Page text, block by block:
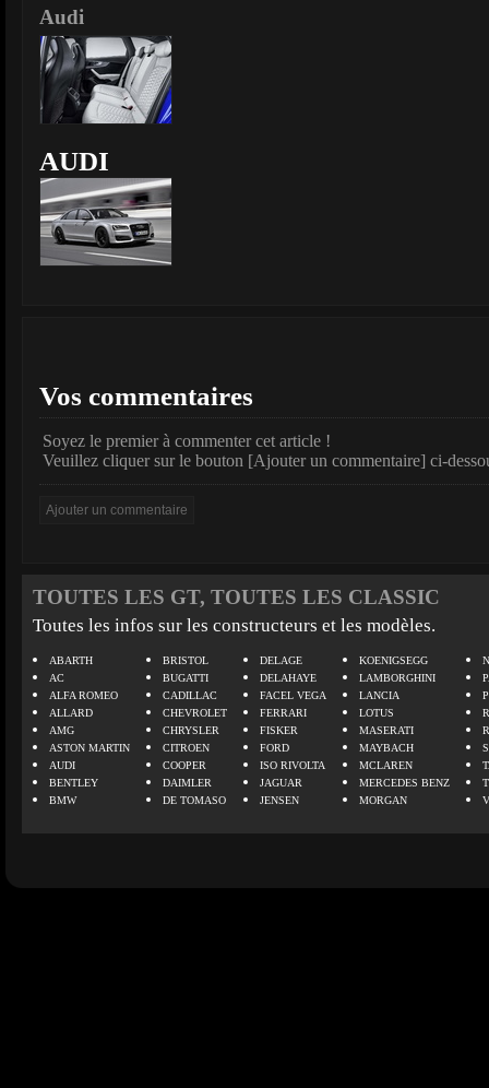
Audi
AUDI
Vos commentaires
Soyez le premier à commenter cet article !
Veuillez cliquer sur le bouton [Ajouter un commentaire] ci-
TOUTES LES GT, TOUTES LES CLASSIC
Toutes les infos sur les constructeurs et les modèles.
ABARTH
AC
ALFA ROMEO
ALLARD
AMG
ASTON MARTIN
AUDI
BENTLEY
BMW
BRISTOL
BUGATTI
CADILLAC
CHEVROLET
CHRYSLER
CITROEN
COOPER
DAIMLER
DE TOMASO
DELAGE
DELAHAYE
FACEL VEGA
FERRARI
FISKER
FORD
ISO RIVOLTA
JAGUAR
JENSEN
KOENIGSEGG
LAMBORGHINI
LANCIA
LOTUS
MASERATI
MAYBACH
MCLAREN
MERCEDES BENZ
MORGAN